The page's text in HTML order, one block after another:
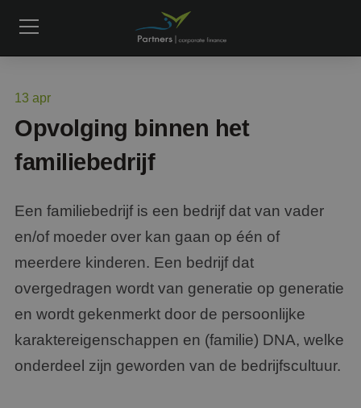
13 apr
Opvolging binnen het
familiebedrijf
Een familiebedrijf is een bedrijf dat van vader
en/of moeder over kan gaan op één of
meerdere kinderen. Een bedrijf dat
overgedragen wordt van generatie op generatie
en wordt gekenmerkt door de persoonlijke
karaktereigenschappen en (familie) DNA, welke
onderdeel zijn geworden van de bedrijfscultuur.